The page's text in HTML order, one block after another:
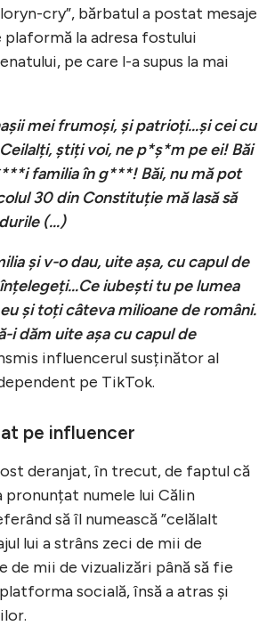
cry”, bărbatul a postat mesaje
plaformă la adresa fostului
pe care l-a supus la mai
mei frumoși, și patrioți…și cei cu
știți voi, ne p*ș*m pe ei! Băi
familia în g***! Băi, nu mă pot
30 din Constituție mă lasă să
(…)
și v-o dau, uite așa, cu capul de
iubești tu pe lumea
și toți câteva milioane de români.
i dăm uite așa cu capul de
influencerul susținător al
pe TikTok.
pe influencer
deranjat, în trecut, de faptul că
pronunțat numele lui Călin
să îl numească ”celălalt
lui a strâns zeci de mii de
de mii de vizualizări până să fie
socială, însă a atras și